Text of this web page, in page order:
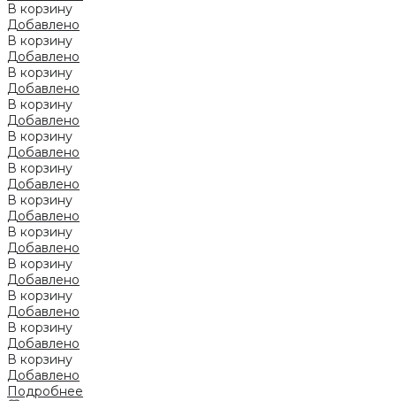
В корзину
Добавлено
В корзину
Добавлено
В корзину
Добавлено
В корзину
Добавлено
В корзину
Добавлено
В корзину
Добавлено
В корзину
Добавлено
В корзину
Добавлено
В корзину
Добавлено
В корзину
Добавлено
В корзину
Добавлено
В корзину
Добавлено
Подробнее